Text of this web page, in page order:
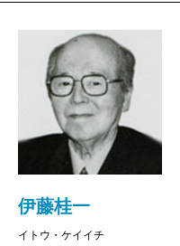
の制度や内務班の実態
史を詳らかにしている
る。
過去の戦争で何があっ
ていた私は、十年ほど
に視界が広がったよう
れぞれの特性や兵団文
いは「部隊」という呼
伊藤桂一
イトウ・ケイイチ